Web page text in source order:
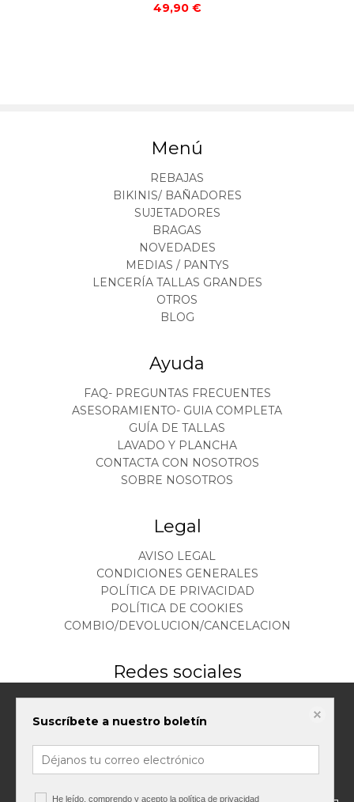
49,90 €
Menú
REBAJAS
BIKINIS/ BAÑADORES
SUJETADORES
BRAGAS
NOVEDADES
MEDIAS / PANTYS
LENCERÍA TALLAS GRANDES
OTROS
BLOG
Ayuda
FAQ- PREGUNTAS FRECUENTES
ASESORAMIENTO- GUIA COMPLETA
GUÍA DE TALLAS
LAVADO Y PLANCHA
CONTACTA CON NOSOTROS
SOBRE NOSOTROS
Legal
AVISO LEGAL
CONDICIONES GENERALES
POLÍTICA DE PRIVACIDAD
POLÍTICA DE COOKIES
COMBIO/DEVOLUCION/CANCELACION
Redes sociales
Este sitio web almacena datos como cookies para habilitar la funcionalidad
necesaria del sitio, incluidos análisis y personalización. Puede cambiar su
predeterminada.
política de cookies
Suscríbete a nuestro boletín
He leído, comprendo y acepto la política de privacidad